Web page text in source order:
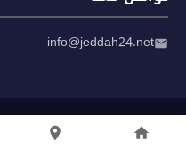
info@jeddah24.net
سياسة الخصوصية